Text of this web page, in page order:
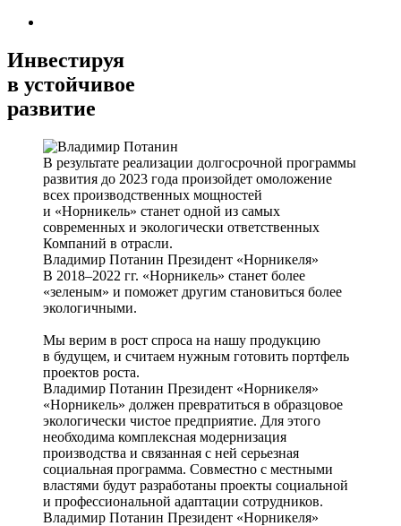
Инвестируя
в устойчивое
развитие
В результате реализации долгосрочной программы
развития до 2023 года произойдет омоложение
всех производственных мощностей
и «Норникель» станет одной из самых
современных и экологически ответственных
Компаний в отрасли.
Владимир Потанин Президент «Норникеля»
В 2018–2022 гг. «Норникель» станет более
«зеленым» и поможет другим становиться более
экологичными.
Мы верим в рост спроса на нашу продукцию
в будущем, и считаем нужным готовить портфель
проектов роста.
Владимир Потанин Президент «Норникеля»
«Норникель» должен превратиться в образцовое
экологически чистое предприятие. Для этого
необходима комплексная модернизация
производства и связанная с ней серьезная
социальная программа. Совместно с местными
властями будут разработаны проекты социальной
и профессиональной адаптации сотрудников.
Владимир Потанин Президент «Норникеля»